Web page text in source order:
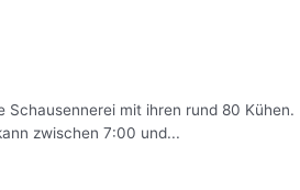
Schausennerei mit ihren rund 80 Kühen.
zwischen 7:00 und...